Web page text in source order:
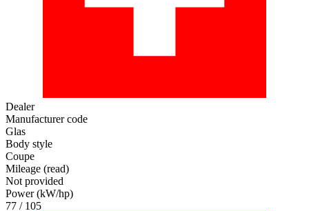
Dealer
Manufacturer code
Glas
Body style
Coupe
Mileage (read)
Not provided
Power (kW/hp)
77 / 105